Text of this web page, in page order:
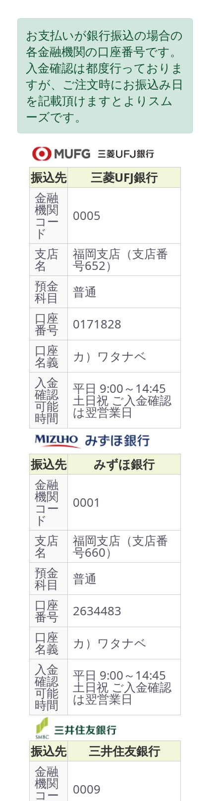
お支払いが銀行振込の場合の
各金融機関の口座番号です。
入金確認は都度行っておりま
すが、ご注文時にお振込み日
を記載頂けますとよりスム
ーズです。
振込先
三菱UFJ銀行
金融
機関
コー
ド
0005
支店
名
福岡支店（支店番
号652）
預金
科目
普通
口座
番号
0171828
口座
名義
カ）ワタナベ
入金
確認
可能
時間
平日 9:00～14:45
土日祝 ご入金確認
は翌営業日
振込先
みずほ銀行
金融
機関
コー
ド
0001
支店
名
福岡支店（支店番
号660）
預金
科目
普通
口座
番号
2634483
口座
名義
カ）ワタナベ
入金
確認
可能
時間
平日 9:00～14:45
土日祝 ご入金確認
は翌営業日
振込先
三井住友銀行
金融
機関
コー 0009